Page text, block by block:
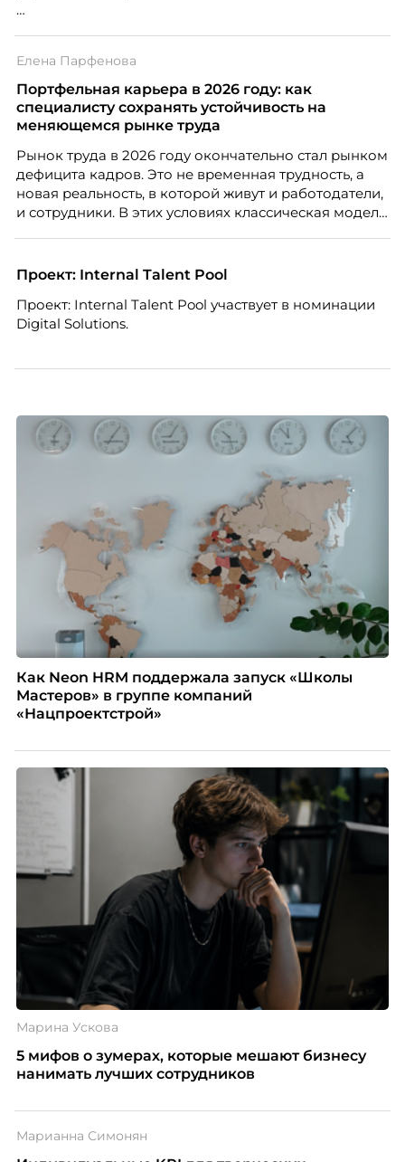
номинантов и гостей мероприятия.
Елена Парфенова
Портфельная карьера в 2026 году: как
специалисту сохранять устойчивость на
меняющемся рынке труда
Рынок труда в 2026 году окончательно стал рынком
дефицита кадров. Это не временная трудность, а
новая реальность, в которой живут и работодатели,
и сотрудники. В этих условиях классическая модель
продуманная система из нескольких
профессиональных опор, которая даёт специалисту
устойчивость, гибкость и возможности для роста.
Автор – Елена Парфенова, карьерный консультант,
Проект: Internal Talent Pool
Проект: Internal Talent Pool участвует в номинации
Digital Solutions.
Как Neon HRM поддержала запуск «Школы
Мастеров» в группе компаний
«Нацпроектстрой»
Марина Ускова
5 мифов о зумерах, которые мешают бизнесу
нанимать лучших сотрудников
Марианна Симонян